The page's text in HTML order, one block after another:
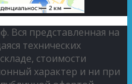
Вся представленная на
технических
стоимости
характер и ни при